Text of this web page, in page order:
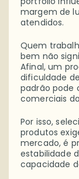
margem de
atendidos.
Quem
bem não
Afinal, um
dificuldade
padrão pode
comerciais
Por isso,
produtos
mercado, é
estabilidade
capacidade